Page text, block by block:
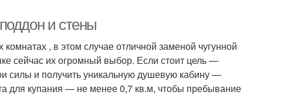
и стены
, в этом случае отличной заменой чугунной
сейчас их огромный выбор. Если стоит цель —
силы и получить уникальную душевую кабину —
для купания — не менее 0,7 кв.м, чтобы пребывание